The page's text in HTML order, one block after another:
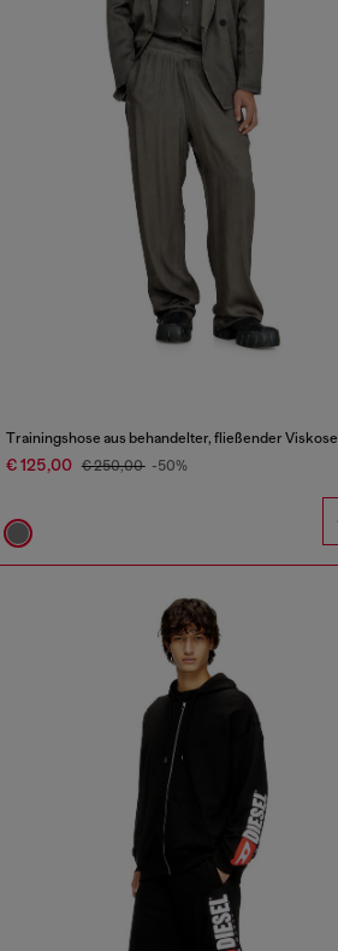
Trainingshose aus behandelter, fließender Viskose
€ 125,00 € 250,00 -50%